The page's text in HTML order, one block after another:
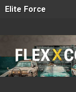
Elite Force